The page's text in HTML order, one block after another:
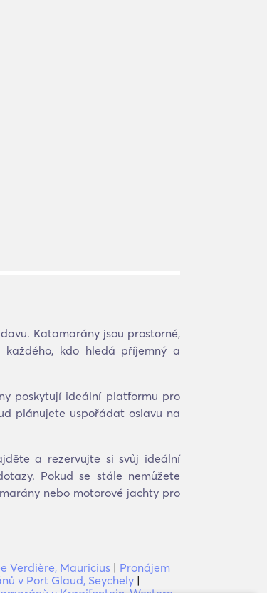
Katamarány jsou prostorné,
kdo hledá příjemný a
poskytují ideální platformu pro
plánujete uspořádat oslavu na
a rezervujte si svůj ideální
Pokud se stále nemůžete
nebo motorové jachty pro
Verdière, Mauricius | Pronájem
v Port Glaud, Seychely |